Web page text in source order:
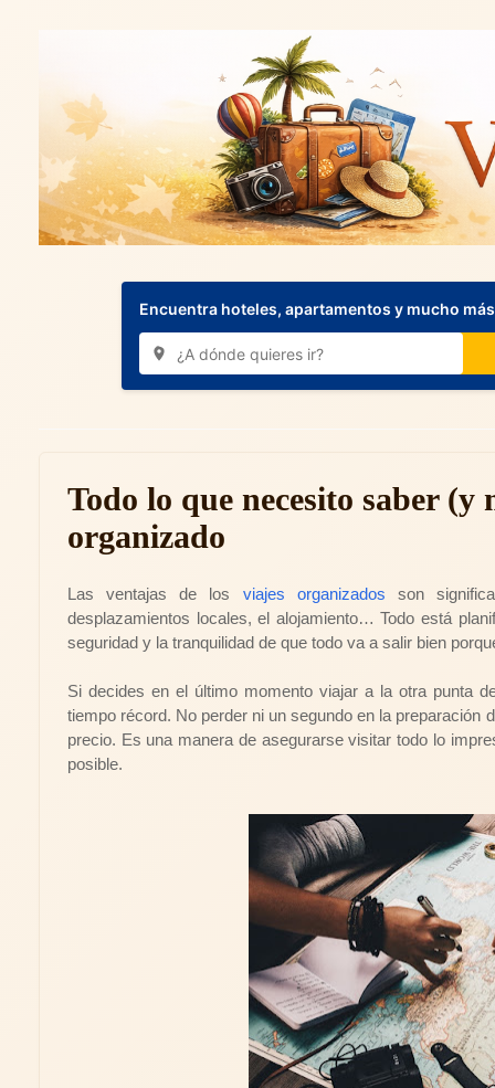
Encuentra hoteles, apartamentos y mucho
Todo lo que necesito saber
organizado
Las ventajas de los viajes organizados son
desplazamientos locales, el alojamiento… Todo está
seguridad y la tranquilidad de que todo va a salir bien
Si decides en el último momento viajar a la otra punta
tiempo récord. No perder ni un segundo en la preparación
precio. Es una manera de asegurarse visitar todo lo
posible.